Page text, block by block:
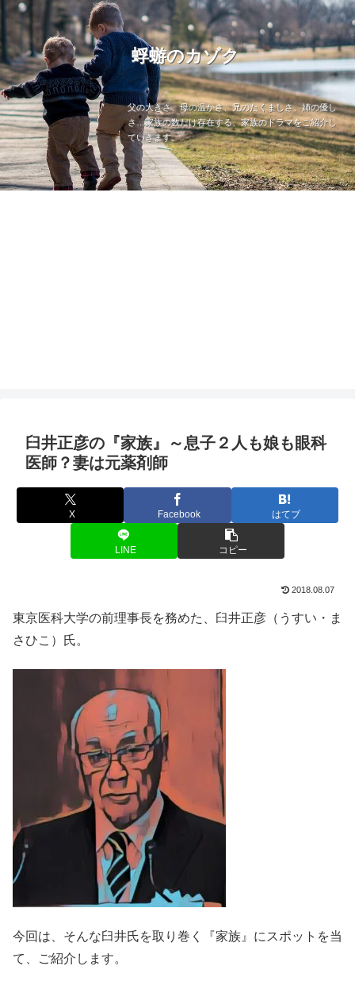
蜉蝣のカゾク
父の大きさ、母の温かさ、兄のたくましさ、姉の優し
さ…家族の数だけ存在する、家族のドラマをご紹介し
ていきます。
臼井正彦の『家族』～息子２人も娘も眼科
医師？妻は元薬剤師
X Facebook はてブ
LINE コピー
2018.08.07
東京医科大学の前理事長を務めた、臼井正彦（うすい・ま
さひこ）氏。
今回は、そんな臼井氏を取り巻く『家族』にスポットを当
て、ご紹介します。